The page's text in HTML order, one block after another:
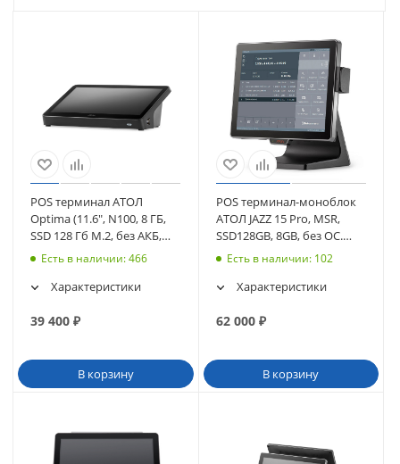
POS терминал АТОЛ
Optima (11.6", N100, 8 ГБ,
SSD 128 Гб M.2, без АКБ,
без ОС). V8 (63853)
Есть в наличии: 466
Характеристики
39 400 ₽
В корзину
POS терминал-моноблок
АТОЛ JAZZ 15 Pro, MSR,
SSD128GB, 8GB, без ОС.
(61267)
Есть в наличии: 102
Характеристики
62 000₽
В корзину